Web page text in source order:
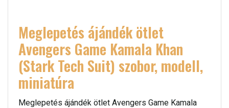
Meglepetés ájándék ötlet
Avengers Game Kamala Khan
(Stark Tech Suit) szobor, modell,
miniatúra
Meglepetés ájándék ötlet Avengers Game Kamala